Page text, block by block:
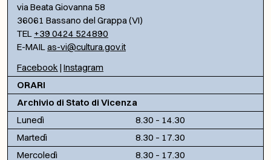
via Beata Giovanna 58
36061 Bassano del Grappa (VI)
TEL +39 0424 524890
E-MAILas-vi@cultura.gov.it
Facebook | Instagram
ORARI
Archivio di Stato di Vicenza
Lunedì
8.30 – 14.30
Martedì
8.30 – 17.30
Mercoledì
8.30 – 17.30